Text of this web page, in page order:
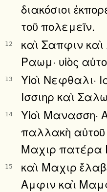
διακόσιοι
τοῦ πολεμεῖν.
12
καὶ Σαπφιν καὶ
Ραωμ· υἱὸς
13
Υἱοὶ Νεφθαλι·
Ισσιηρ καὶ
14
Υἱοὶ Μανασση·
παλλακὴ αὐτοῦ
Μαχιρ πατέρα
15
καὶ Μαχιρ
Αμφιν καὶ